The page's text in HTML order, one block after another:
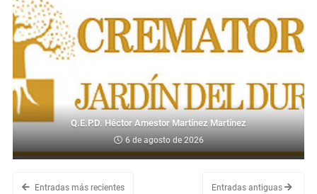
Q.E.P.D. Héctor Amestor Martínez Martínez
6 de agosto de 2026
Entradas más recientes Entradas antiguas